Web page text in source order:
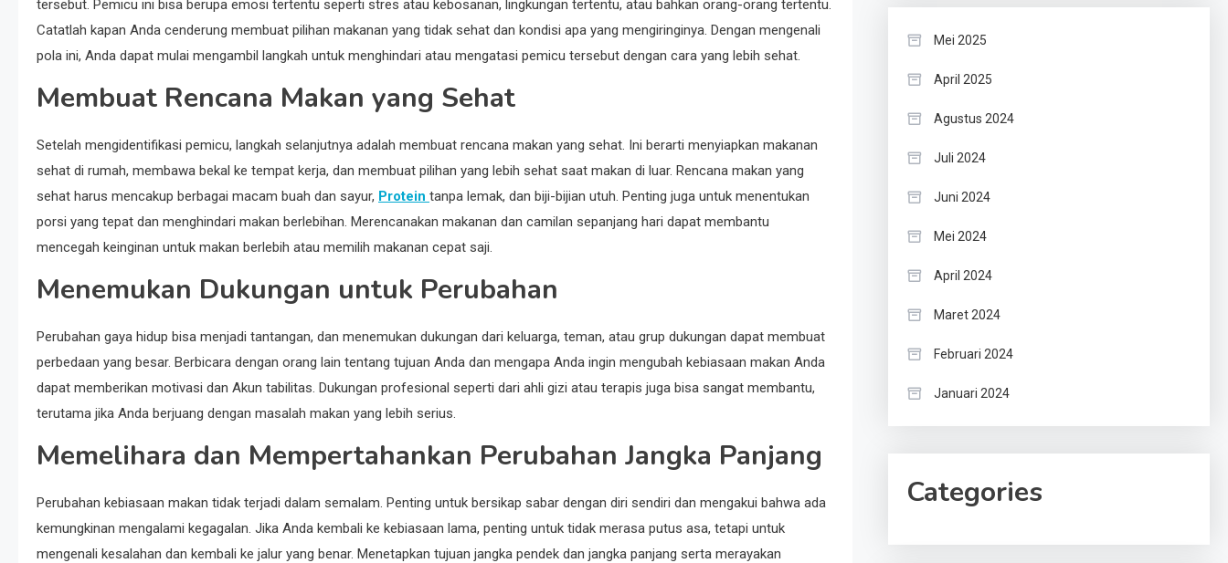
tersebut. Pemicu ini bisa berupa emosi tertentu seperti stres atau kebosanan, lingkungan tertentu, atau bahkan orang-orang tertentu.
Catatlah kapan Anda cenderung membuat pilihan makanan yang tidak sehat dan kondisi apa yang mengiringinya. Dengan mengenali
pola ini, Anda dapat mulai mengambil langkah untuk menghindari atau mengatasi pemicu tersebut dengan cara yang lebih sehat.
Membuat Rencana Makan yang Sehat
Setelah mengidentifikasi pemicu, langkah selanjutnya adalah membuat rencana makan yang sehat. Ini berarti menyiapkan makanan
sehat di rumah, membawa bekal ke tempat kerja, dan membuat pilihan yang lebih sehat saat makan di luar. Rencana makan yang
sehat harus mencakup berbagai macam buah dan sayur, Protein tanpa lemak, dan biji-bijian utuh. Penting juga untuk menentukan
porsi yang tepat dan menghindari makan berlebihan. Merencanakan makanan dan camilan sepanjang hari dapat membantu
mencegah keinginan untuk makan berlebih atau memilih makanan cepat saji.
Menemukan Dukungan untuk Perubahan
Perubahan gaya hidup bisa menjadi tantangan, dan menemukan dukungan dari keluarga, teman, atau grup dukungan dapat membuat
perbedaan yang besar. Berbicara dengan orang lain tentang tujuan Anda dan mengapa Anda ingin mengubah kebiasaan makan Anda
dapat memberikan motivasi dan Akun tabilitas. Dukungan profesional seperti dari ahli gizi atau terapis juga bisa sangat membantu,
terutama jika Anda berjuang dengan masalah makan yang lebih serius.
Memelihara dan Mempertahankan Perubahan Jangka Panjang
Perubahan kebiasaan makan tidak terjadi dalam semalam. Penting untuk bersikap sabar dengan diri sendiri dan mengakui bahwa ada
kemungkinan mengalami kegagalan. Jika Anda kembali ke kebiasaan lama, penting untuk tidak merasa putus asa, tetapi untuk
mengenali kesalahan dan kembali ke jalur yang benar. Menetapkan tujuan jangka pendek dan jangka panjang serta merayakan
Mei 2025
April 2025
Agustus 2024
Juli 2024
Juni 2024
Mei 2024
April 2024
Maret 2024
Februari 2024
Januari 2024
Categories